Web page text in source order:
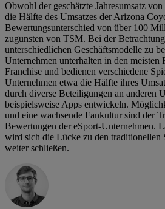
Obwohl der geschätzte Jahresumsatz
die Hälfte des Umsatzes der Arizona
Bewertungsunterschied von über 100
zugunsten von TSM. Bei der
unterschiedlichen Geschäftsmodelle zu
Unternehmen unterhalten in den meisten
Franchise und bedienen verschiedene
Unternehmen etwa die Hälfte ihres
durch diverse Beteiligungen an anderen
beispielsweise Apps entwickeln.
und eine wachsende Fankultur sind der
Bewertungen der eSport-Unternehmen.
wird sich die Lücke zu den traditionellen
weiter schließen.